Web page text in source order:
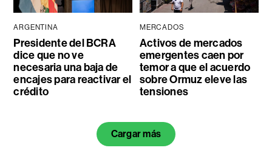
ARGENTINA
Presidente del BCRA
dice que no ve
necesaria una baja de
encajes para reactivar el
crédito
MERCADOS
Activos de mercados
emergentes caen por
temor a que el acuerdo
sobre Ormuz eleve las
tensiones
Cargar más